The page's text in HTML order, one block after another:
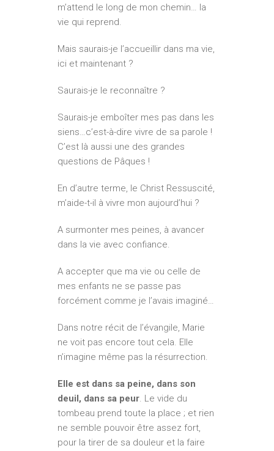
m’attend le long de mon chemin… la
vie qui reprend.
Mais saurais-je l’accueillir dans ma vie,
ici et maintenant ?
Saurais-je le reconnaître ?
Saurais-je emboîter mes pas dans les
siens…c’est-à-dire vivre de sa parole !
C’est là aussi une des grandes
questions de Pâques !
En d’autre terme, le Christ Ressuscité,
m’aide-t-il à vivre mon aujourd’hui ?
A surmonter mes peines, à avancer
dans la vie avec confiance.
A accepter que ma vie ou celle de
mes enfants ne se passe pas
forcément comme je l’avais imaginé…
Dans notre récit de l’évangile, Marie
ne voit pas encore tout cela. Elle
n’imagine même pas la résurrection.
Elle est dans sa peine, dans son
deuil, dans sa peur. Le vide du
tombeau prend toute la place ; et rien
ne semble pouvoir être assez fort,
pour la tirer de sa douleur et la faire